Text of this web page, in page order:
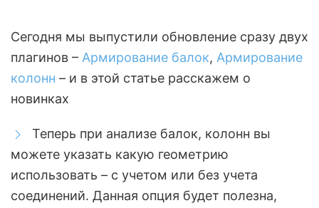
Сегодня мы выпустили обновление сразу двух
плагинов – Армирование балок, Армирование
колонн – и в этой статье расскажем о
новинках
Теперь при анализе балок, колонн вы
можете указать какую геометрию
использовать – с учетом или без учета
соединений. Данная опция будет полезна,